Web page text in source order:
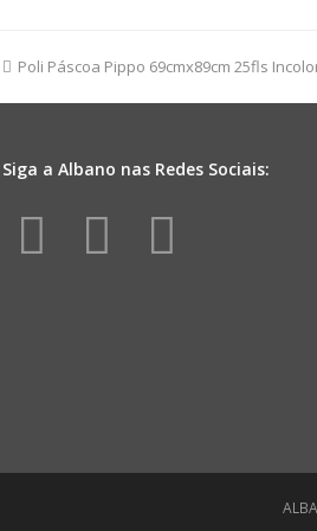
Pink
quantidade
previous
Poli Páscoa Pippo 69cmx89cm 25fls
Siga a Albano nas Redes Sociais:
Facebook